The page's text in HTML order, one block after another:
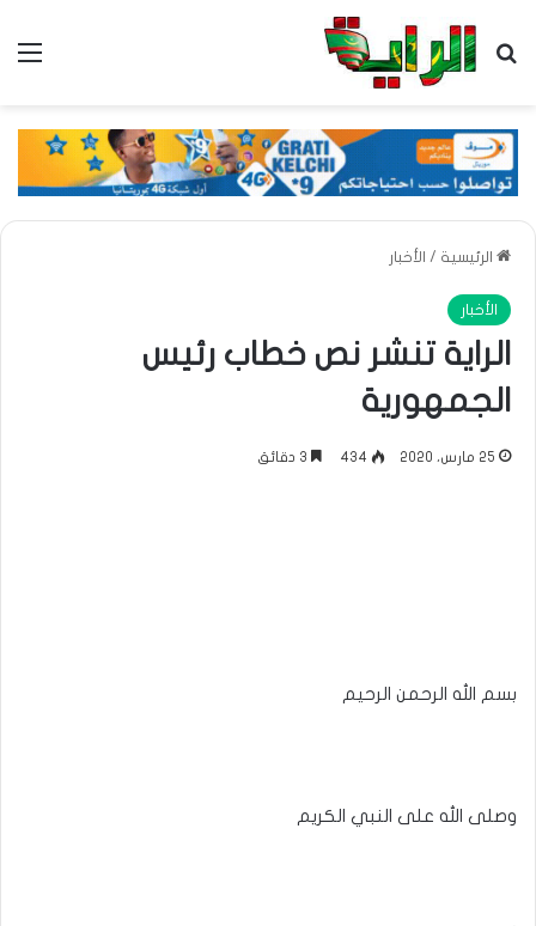
بحث عن
الرئيسية / الأخبار
الأخبار
الراية تنشر نص خطاب رئيس
الجمهورية
25 مارس، 2020 434
بسم الله الرحمن الرحيم
وصلى الله على النبي الكريم